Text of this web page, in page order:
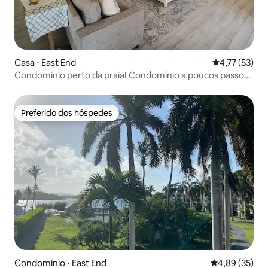
Casa ⋅ East End 4,77 de uma
4,77 (53)
Condomínio perto da praia! Condomínio a poucos passos
Preferido dos hóspedes
Preferido dos hóspedes
Condomínio ⋅ East End 4,89 de uma
4,89 (35)